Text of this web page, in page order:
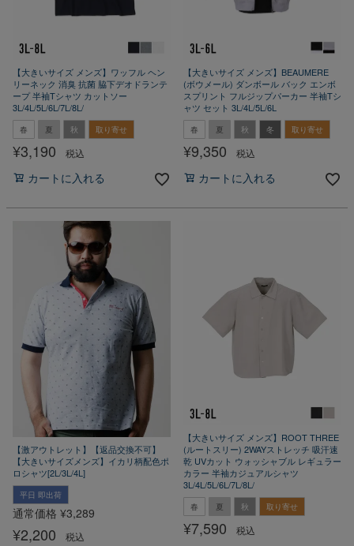
【大きいサイズ メンズ】ワッフル ヘン
リーネック 消臭 抗菌 脇下デオドランテ
ープ 半袖Tシャツ カットソー
3L/4L/5L/6L/7L/8L/
春 夏 秋 取り寄せ
¥3,190 税込
カートに入れる
【大きいサイズ メンズ】BEAUMERE
(ボウメール) ダンボール バック エンボ
スプリント フルジップパーカー 半袖Tシ
ャツ セット 3L/4L/5L/6L
春 夏 秋 冬 取り寄せ
¥9,350 税込
カートに入れる
【激アウトレット】【返品交換不可】
【大きいサイズメンズ】イカリ柄配色ポ
ロシャツ[2L/3L/4L]
平日 即出荷
通常価格 ¥3,289
¥2,200 税込
【大きいサイズ メンズ】ROOT THREE
(ルートスリー) 2WAYストレッチ 吸汗速
乾 UVカット ウォッシャブル レギュラー
カラー 半袖カジュアルシャツ
3L/4L/5L/6L/7L/8L/
春 夏 秋 取り寄せ
¥7,590 税込